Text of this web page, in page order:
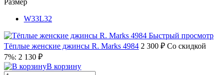
Размер
W33L32
Быстрый просмотр
Тёплые женские джинсы R. Marks 4984 2 300 ₽ Со скидкой
7%: 2 130 ₽
В корзину